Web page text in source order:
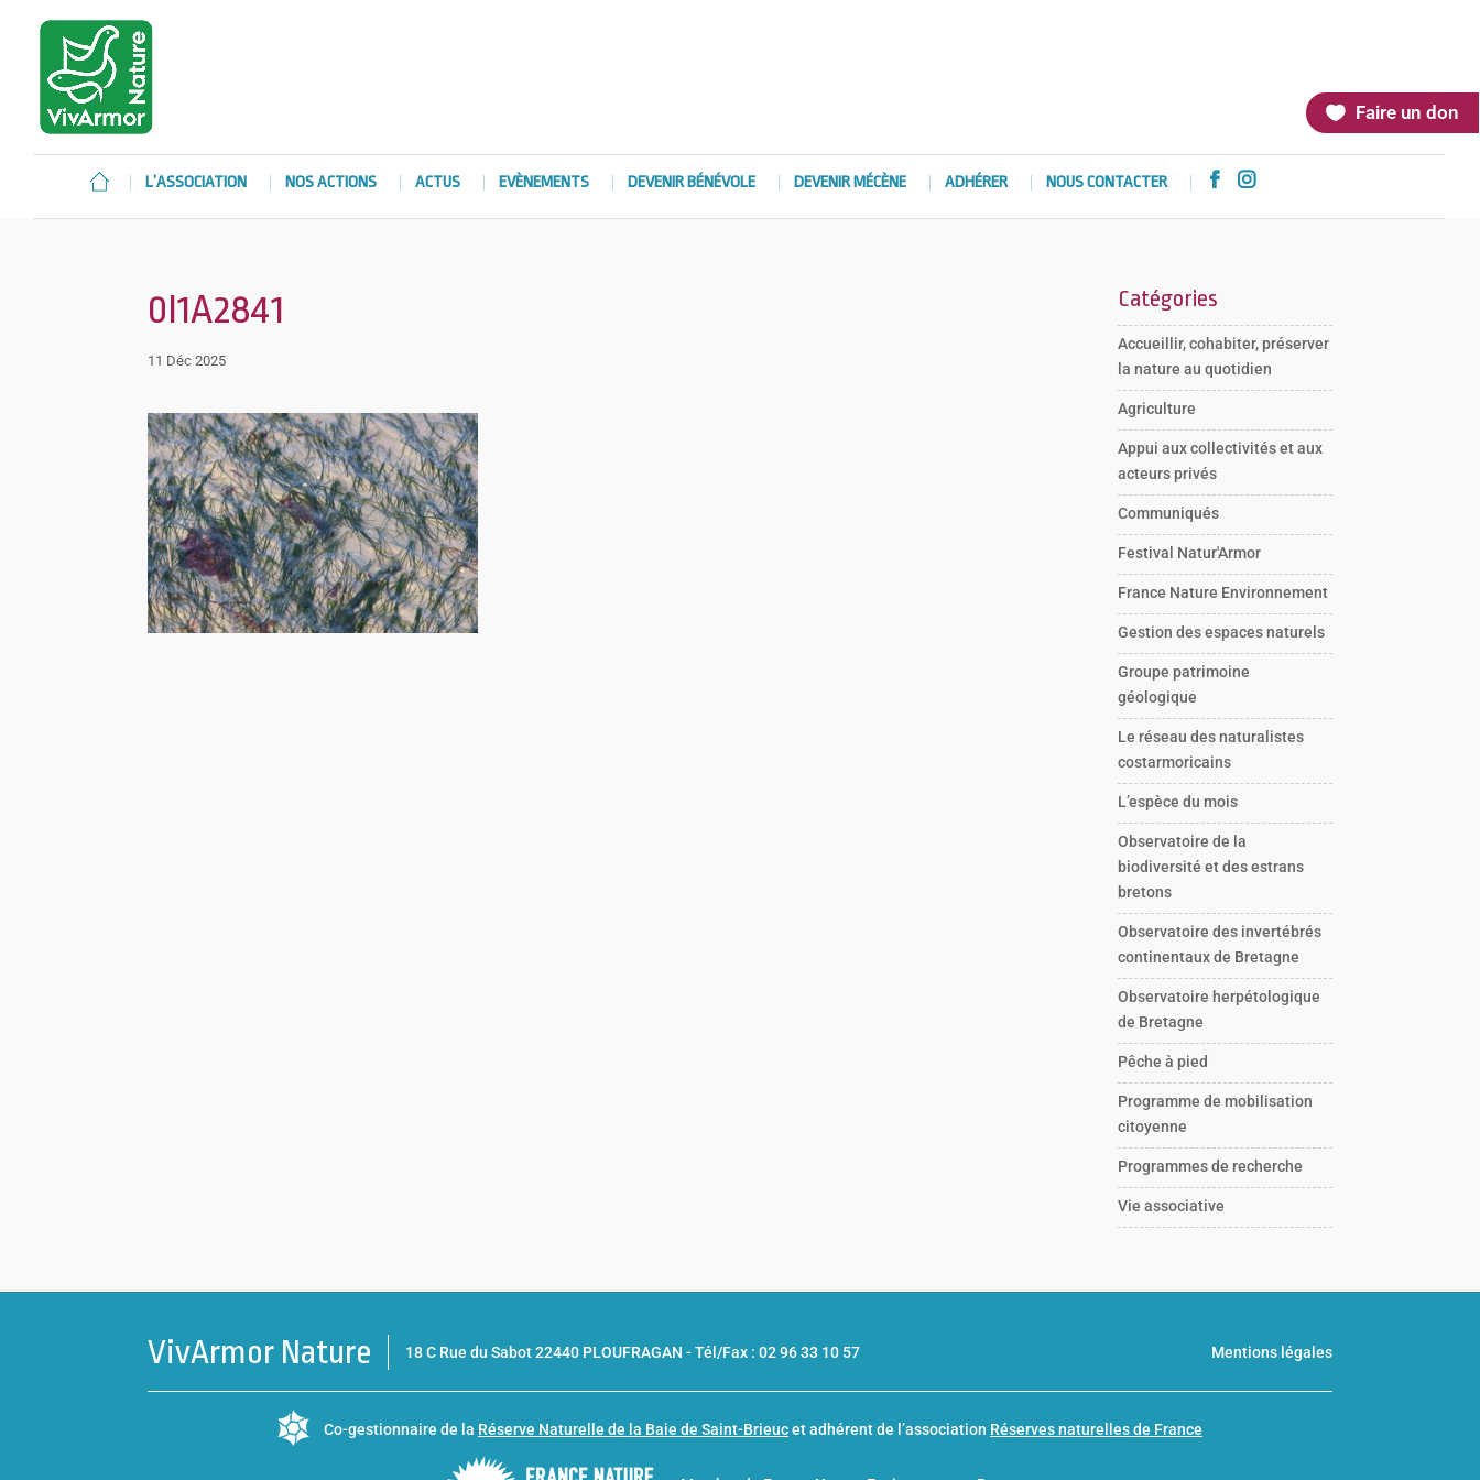
Faire un don
L’ASSOCIATION NOS ACTIONS ACTUS EVÈNEMENTS DEVENIR BÉNÉVOLE DEVENIR MÉCÈNE ADHÉRER NOUS CONTACTER  
0I1A2841
11 Déc 2025
Catégories
Accueillir, cohabiter, préserver
la nature au quotidien
Agriculture
Appui aux collectivités et aux
acteurs privés
Communiqués
Festival Natur'Armor
France Nature Environnement
Gestion des espaces naturels
Groupe patrimoine
géologique
Le réseau des naturalistes
costarmoricains
L’espèce du mois
Observatoire de la
biodiversité et des estrans
bretons
Observatoire des invertébrés
continentaux de Bretagne
Observatoire herpétologique
de Bretagne
Pêche à pied
Programme de mobilisation
citoyenne
Programmes de recherche
Vie associative
VivArmor Nature 18 C Rue du Sabot 22440 PLOUFRAGAN -Tél/Fax : 02 96 33 10 57 Mentions légales
Co-gestionnaire de la Réserve Naturelle de la Baie de Saint-Brieucet adhérent de l’association Réserves naturelles de France